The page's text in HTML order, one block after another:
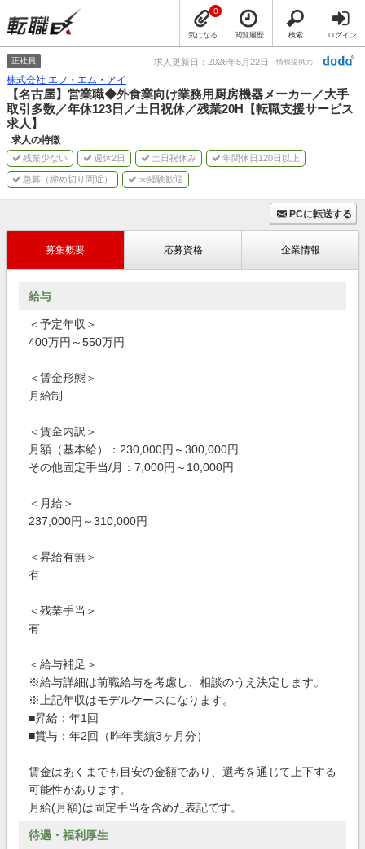
気になる
0
閲覧履歴 検索 ログイン
正社員 求人更新日：2026年5月22日 情報提供元
株式会社 エフ・エム・アイ
【名古屋】営業職◆外食業向け業務用厨房機器メーカー／大手
取引多数／年休123日／土日祝休／残業20H【転職支援サービス
求人】
求人の特徴
残業少ない 週休2日 土日祝休み 年間休日120日以上
急募（締め切り間近） 未経験歓迎
PCに転送する
募集概要 応募資格 企業情報
給与
＜予定年収＞
400万円～550万円
＜賃金形態＞
月給制
＜賃金内訳＞
月額（基本給）：230,000円～300,000円
その他固定手当/月：7,000円～10,000円
＜月給＞
237,000円～310,000円
＜昇給有無＞
有
＜残業手当＞
有
＜給与補足＞
※給与詳細は前職給与を考慮し、相談のうえ決定します。
※上記年収はモデルケースになります。
■昇給：年1回
■賞与：年2回（昨年実績3ヶ月分）
賃金はあくまでも目安の金額であり、選考を通じて上下する
可能性があります。
月給(月額)は固定手当を含めた表記です。
待遇・福利厚生